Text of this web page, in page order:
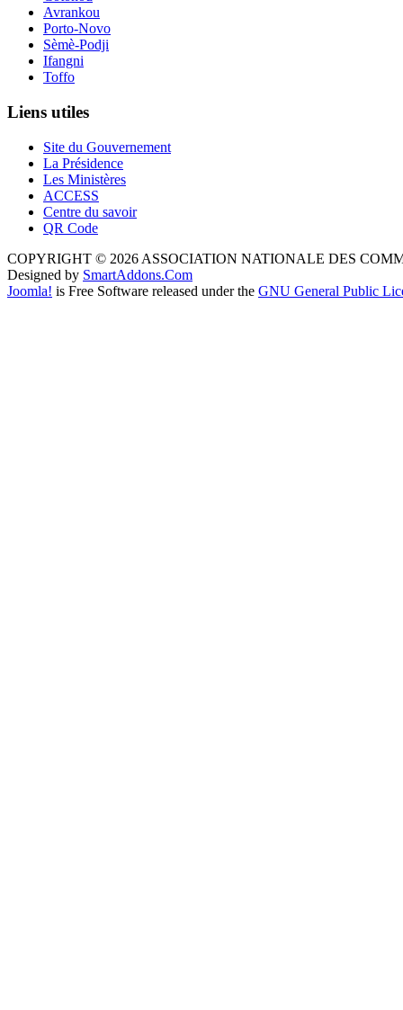
Avrankou
Porto-Novo
Sèmè-Podji
Ifangni
Toffo
Liens utiles
Site du Gouvernement
La Présidence
Les Ministères
ACCESS
Centre du savoir
QR Code
COPYRIGHT © 2026 ASSOCIATION NATIONALE DES
Designed by SmartAddons.Com
Joomla! is Free Software released under the GNU General Public